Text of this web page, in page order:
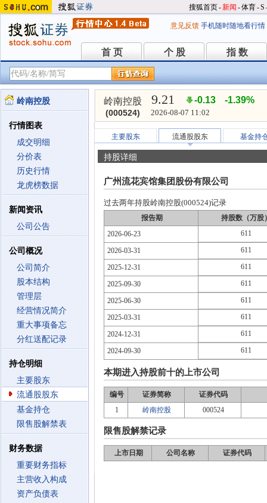
搜狐首页-新闻 -体育-S
意见反馈 手机随时随地看行情
首 页
首 页 个 股
个 股 指 数
指 数
岭南控股
行情图表
成交明细
分价表
历史行情
龙虎榜数据
新闻资讯
公司公告
公司概况
公司简介
股本结构
管理层
经营情况简介
重大事项备忘
分红送配记录
持仓明细
主要股东
流通股股东
基金持仓
限售股解禁表
财务数据
重要财务指标
主营收入构成
资产负债表
岭南控股
(000524)
9.21 -0.13 -1.39%
2026-08-07 11:02
主要股东 流通股股东 基金持
持股详细
广州流花宾馆集团股份有限公司
过去两年持股岭南控股(000524)记录
报告期
持股数（万股
2026-06-23
611
2026-03-31 611
2025-12-31 611
2025-09-30 611
2025-06-30 611
2025-03-31 611
2024-12-31 611
2024-09-30 611
本期进入持股前十的上市公司
编号 证券简称
证券代码
1
岭南控股 000524
限售股解禁记录
上市日期 公司名称 证券代码